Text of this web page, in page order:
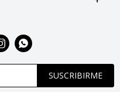
SUSCRIBIRME
